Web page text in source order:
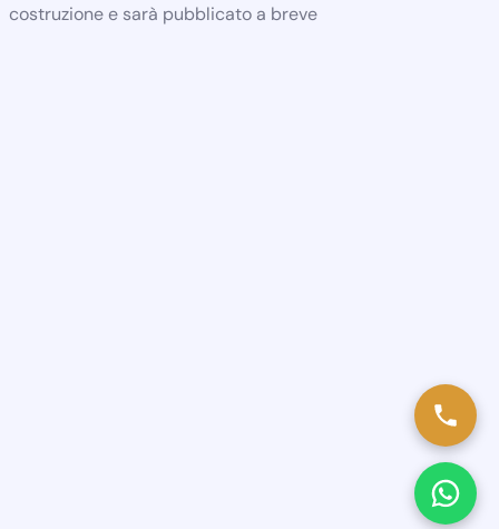
costruzione e sarà pubblicato a breve